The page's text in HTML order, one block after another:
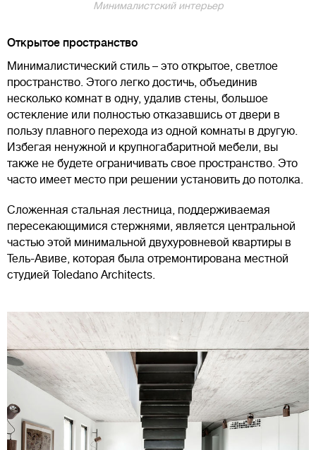
Минималистский интерьер
Открытое пространство
Минималистический стиль – это открытое, светлое
пространство. Этого легко достичь, объединив
несколько комнат в одну, удалив стены, большое
остекление или полностью отказавшись от двери в
пользу плавного перехода из одной комнаты в другую.
Избегая ненужной и крупногабаритной мебели, вы
также не будете ограничивать свое пространство. Это
часто имеет место при решении установить до потолка.
Сложенная стальная лестница, поддерживаемая
пересекающимися стержнями, является центральной
частью этой минимальной двухуровневой квартиры в
Тель-Авиве, которая была отремонтирована местной
студией Toledano Architects.